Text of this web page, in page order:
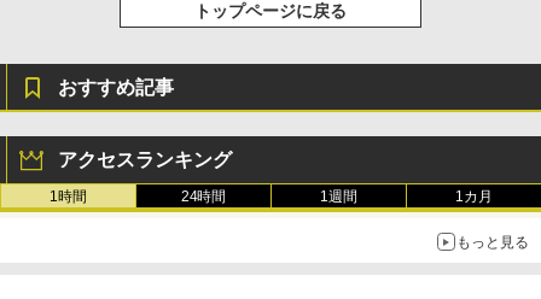
トップページに戻る
おすすめ記事
アクセスランキング
1時間 24時間 1週間 1カ月
もっと見る